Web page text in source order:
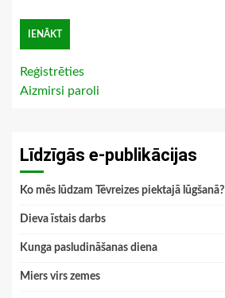
Reģistrēties
Aizmirsi paroli
Līdzīgās e-publikācijas
Ko mēs lūdzam Tēvreizes piektajā lūgšanā?
Dieva īstais darbs
Kunga pasludināšanas diena
Miers virs zemes